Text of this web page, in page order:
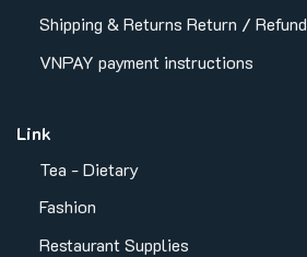
Shipping & Returns Return / Refund
VNPAY payment instructions
Link
Tea - Dietary
Fashion
Restaurant Supplies